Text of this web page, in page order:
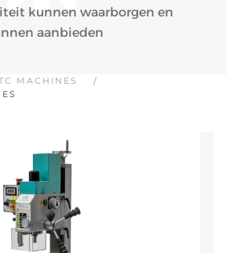
kunnen waarborgen en
aanbieden
MACHINES